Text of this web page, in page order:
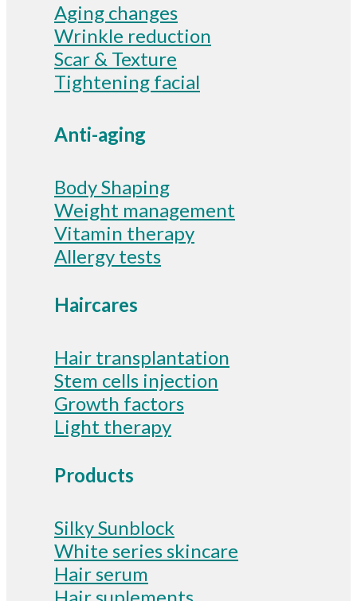
Aging changes
Wrinkle reduction
Scar & Texture
Tightening facial
Anti-aging
Body Shaping
Weight management
Vitamin therapy
Allergy tests
Haircares
Hair transplantation
Stem cells injection
Growth factors
Light therapy
Products
Silky Sunblock
White series skincare
Hair serum
Hair suplements